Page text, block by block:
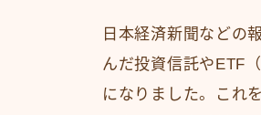
日本経済新聞などの
んだ投資信託やETF
になりました。これ